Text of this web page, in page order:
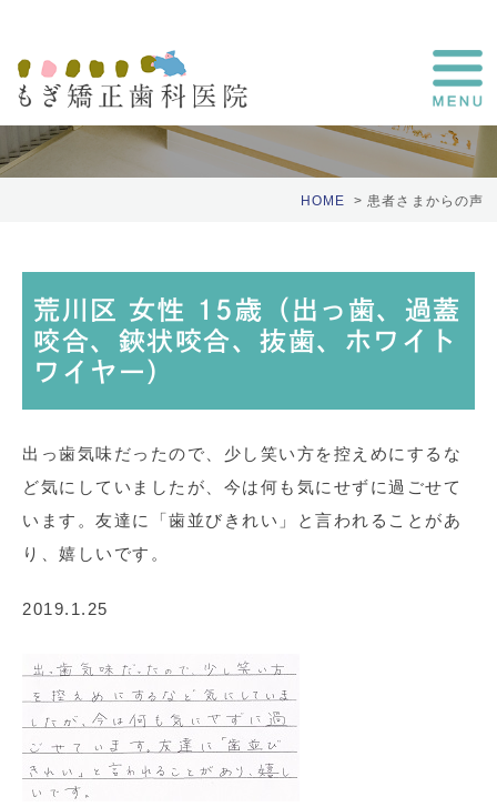
患者さまの声
HOME 患者さまからの声
荒川区 女性 15歳（出っ歯、過蓋
咬合、鋏状咬合、抜歯、ホワイト
ワイヤー）
出っ歯気味だったので、少し笑い方を控えめにするな
ど気にしていましたが、今は何も気にせずに過ごせて
います。友達に「歯並びきれい」と言われることがあ
り、嬉しいです。
2019.1.25